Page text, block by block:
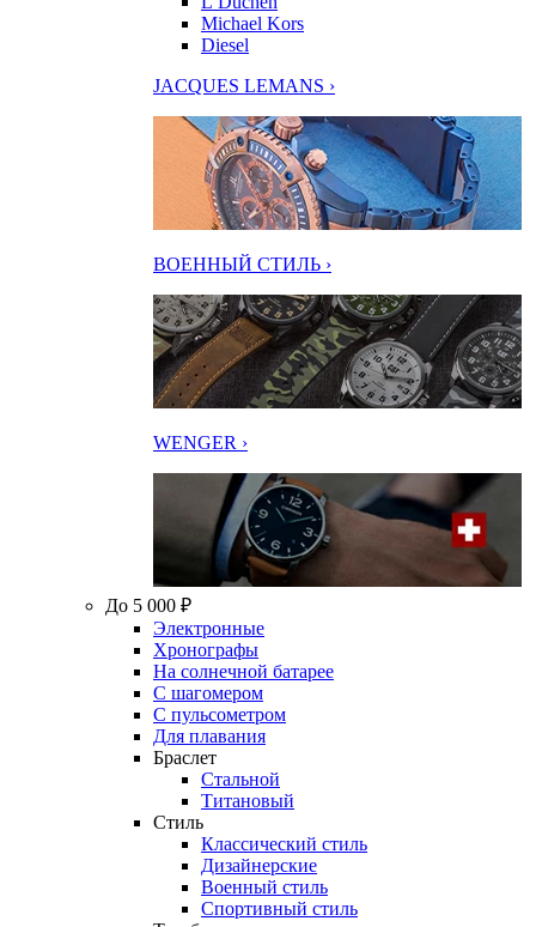
Michael Kors
Diesel
JACQUES LEMANS ›
ВОЕННЫЙ СТИЛЬ ›
WENGER ›
До 5 000 ₽
Электронные
Хронографы
На солнечной батарее
С шагомером
С пульсометром
Для плавания
Браслет
Стальной
Титановый
Стиль
Классический стиль
Дизайнерские
Военный стиль
Спортивный стиль